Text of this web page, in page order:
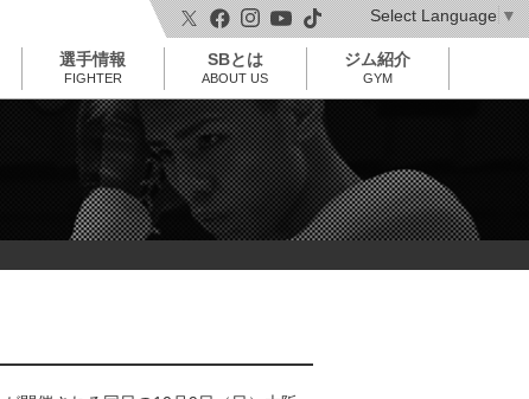
t
o
l
i
選手情報
FIGHTER
SBとは
ABOUT US
ジム紹介
GYM
Select Language▼